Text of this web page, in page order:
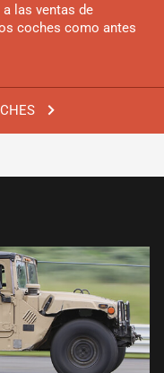
las ventas de
coches como antes